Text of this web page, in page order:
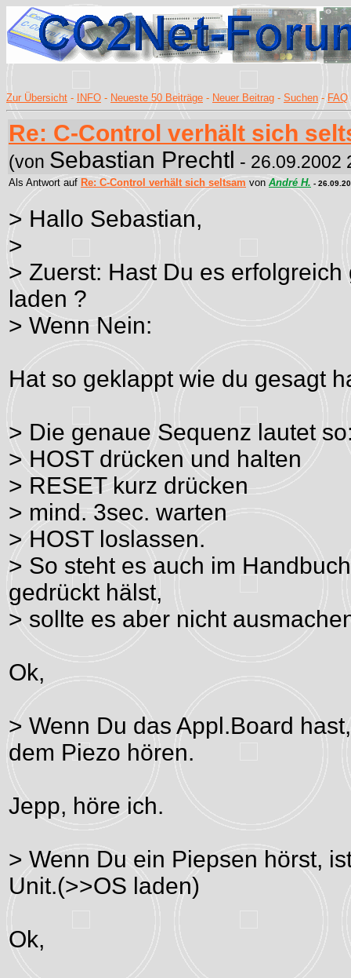
Zur Übersicht - INFO - Neueste 50 Beiträge - Neuer Beitrag - Suchen - FAQ
Re: C-Control verhält sich
(von Sebastian Prechtl - 26.09.2002
Als Antwort auf Re: C-Control verhält sich seltsam vonAndré H. -
> Hallo Sebastian,
>
> Zuerst: Hast Du es
laden ?
> Wenn Nein:
Hat so geklappt wie du gesagt
> Die genaue Sequenz lautet
> HOST drücken und halten
> RESET kurz drücken
> mind. 3sec. warten
> HOST loslassen.
> So steht es auch im
gedrückt hälst,
> sollte es aber nicht
Ok,
> Wenn Du das Appl.Board
dem Piezo hören.
Jepp, höre ich.
> Wenn Du ein Piepsen hörst,
Unit.(>>OS laden)
Ok,